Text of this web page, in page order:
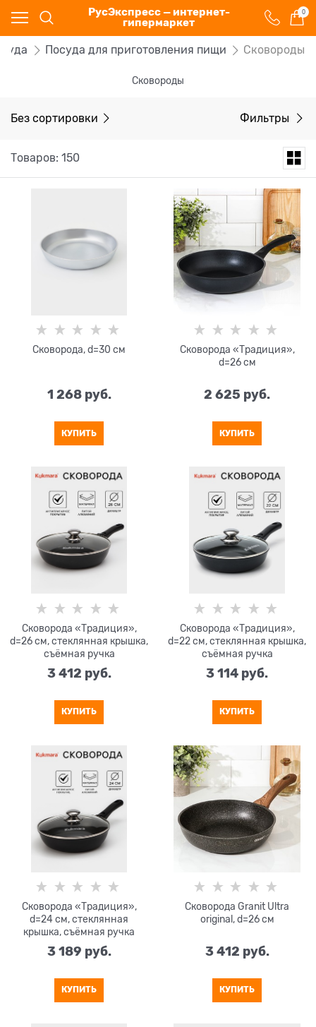
РусЭкспресс — интернет-
гипермаркет
0
Посуда для приготовления пищи Сковороды
Сковороды
Без сортировки Фильтры
Товаров: 150
Сковорода, d=30 см
1 268 руб.
КУПИТЬ
Сковорода «Традиция»,
d=26 см
2 625 руб.
КУПИТЬ
Сковорода «Традиция»,
d=26 см, стеклянная крышка,
съёмная ручка
3 412 руб.
КУПИТЬ
Сковорода «Традиция»,
d=22 см, стеклянная крышка,
съёмная ручка
3 114 руб.
КУПИТЬ
Сковорода «Традиция»,
d=24 см, стеклянная
крышка, съёмная ручка
3 189 руб.
КУПИТЬ
Сковорода Granit Ultra
original, d=26 см
3 412 руб.
КУПИТЬ